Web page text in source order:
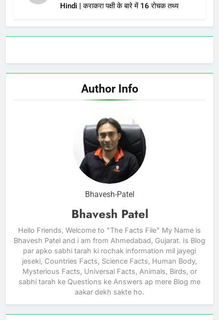
Hindi | कराकरा पक्षी के बारे में 16 रोचक तथ्य
Author Info
Bhavesh-Patel
Bhavesh Patel
Hello Friends, Welcome to "The Facts File" My Name is
Bhavesh Patel and i am from Ahmedabad, Gujarat. Is Blog
par apko sabhi tarah ki rochak information mil jayegi
jeseki, Countries Facts, Science Facts, Human Body,
Mysterious Facts, Universal Facts, Animals, Birds, or
sabhi tarah ke Questions ke Answers ap mere Blog me
aakar dekh sakte ho.